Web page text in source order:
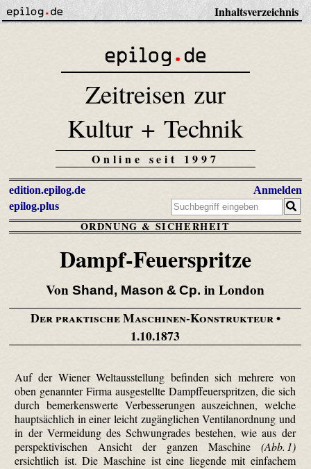
Inhaltsverzeichnis
Zeitreisen zur
Kultur + Technik
Online seit 1997
edition.epilog.de
epilog.plus
Anmelden
ORDNUNG & SICHERHEIT
Dampf-Feuerspritze
Von Shand, Mason & Cp. in London
Der praktische Maschinen-Konstrukteur•
1.10.1873
Auf der Wiener Weltausstellung befinden sich mehrere von
oben genannter Firma ausgestellte Dampffeuerspritzen, die sich
durch bemerkenswerte Verbesserungen auszeichnen, welche
hauptsächlich in einer leicht zugänglichen Ventilanordnung und
in der Vermeidung des Schwungrades bestehen, wie aus der
perspektivischen Ansicht der ganzen Maschine (Abb. 1)
ersichtlich ist.Die Maschine ist eine liegende mit einfachem